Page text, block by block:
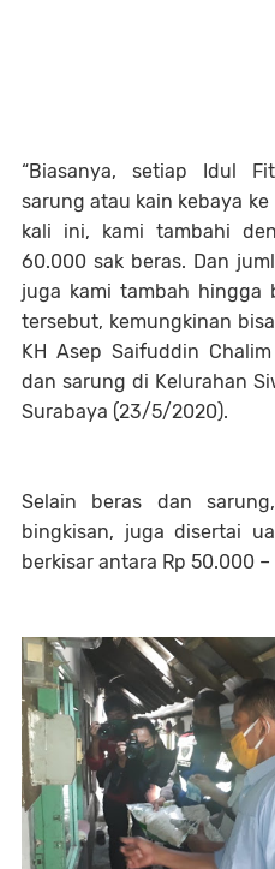
“Biasanya, setiap Idul
sarung atau kain kebaya
kali ini, kami tambahi
60.000 sak beras. Dan
juga kami tambah hingga
tersebut, kemungkinan
KH Asep Saifuddin
dan sarung di Kelurahan
Surabaya (23/5/2020).
Selain beras dan
bingkisan, juga disertai
berkisar antara Rp 50.000